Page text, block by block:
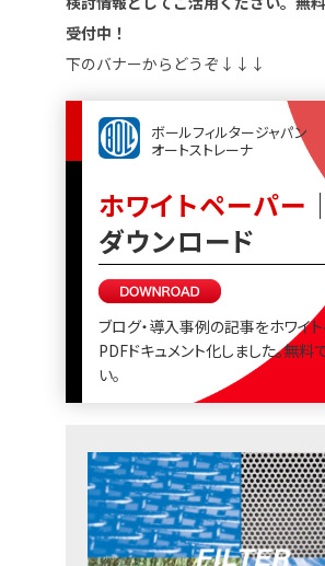
受付中！
下のバナーからどうぞ↓↓↓
ボールフィルタージャパン
オートストレーナ
ホワイトペーパー
ダウンロード
ブログ・導入事例の記事をホワイ
PDFドキュメント化しました。無料
い。